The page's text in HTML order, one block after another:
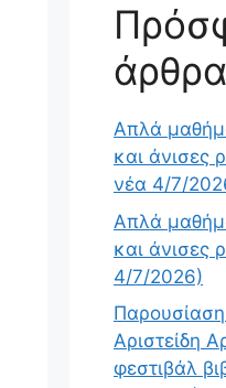
άρθρα
Απλά
και άνισες
νέα 4/7/
Απλά
και άνισες
4/7/2026)
Αριστείδη
φεστιβάλ